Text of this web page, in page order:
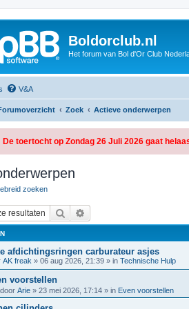
Boldorclub.nl
Het forum van Bol d'Or Club
V&A
Zoek Actieve onderwerpen
toertocht op Zondag 26 Juli 2026 gaat
zoeken
Zoek
afdichtingsringen carburateur asjes
AK freak » 06 aug 2026, 21:39 » in Technische Hulp
voorstellen
door Arie » 23 mei 2026, 17:14 » in Even voorstellen